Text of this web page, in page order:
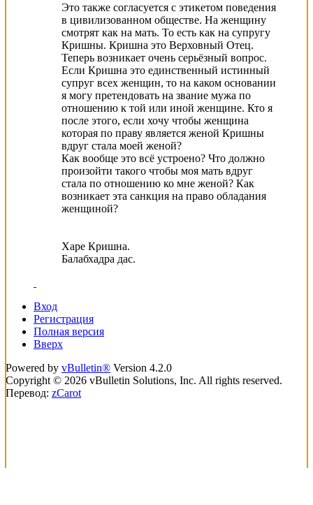
Это также согласуется с этикетом поведения
в цивилизованном обществе. На женщину
смотрят как на мать. То есть как на супругу
Кришны. Кришна это Верховный Отец.
Теперь возникает очень серьёзный вопрос.
Если Кришна это единственный истинный
супруг всех женщин, то на каком основании
я могу претендовать на звание мужа по
отношению к той или иной женщине. Кто я
после этого, если хочу чтобы женщина
которая по праву является женой Кришны
вдруг стала моей женой?
Как вообще это всё устроено? Что должно
произойти такого чтобы моя мать вдруг
стала по отношению ко мне женой? Как
возникает эта санкция на право обладания
женщиной?
Харе Кришна.
Балабхадра дас.
Вход
Регистрация
Полная версия
Вверх
Powered by vBulletin® Version 4.2.0
Copyright © 2026 vBulletin Solutions, Inc. All rights reserved.
Перевод: zCarot